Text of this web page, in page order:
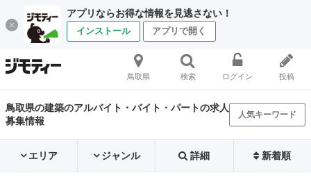
アプリならお得な情報を見逃さない！
インストール アプリで開く
鳥取県 検索 ログイン 投稿
鳥取県の建築のアルバイト・バイト・パートの求人
募集情報
人気キーワード
エリア ジャンル 詳細 新着順